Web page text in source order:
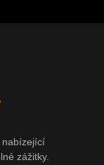
nabízející
zážitky.